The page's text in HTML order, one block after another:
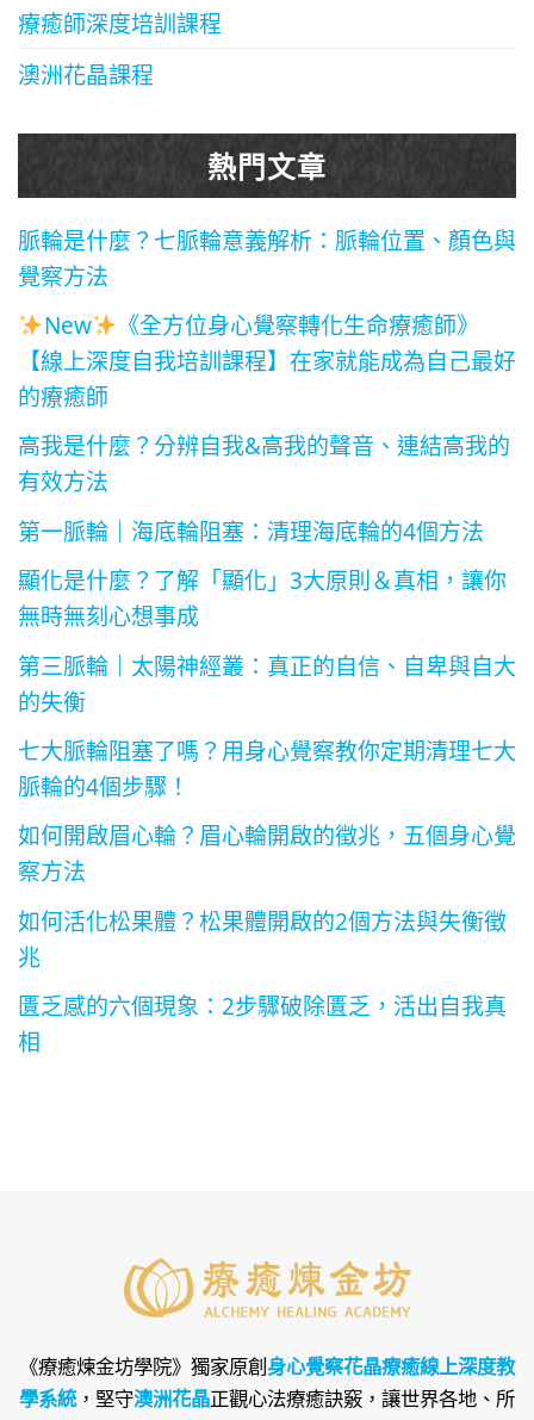
療癒師深度培訓課程
澳洲花晶課程
熱門文章
脈輪是什麼？七脈輪意義解析：脈輪位置、顏色與
覺察方法
New
《全方位身心覺察轉化生命療癒師》
【線上深度自我培訓課程】在家就能成為自己最好
的療癒師
高我是什麼？分辨自我&高我的聲音、連結高我的
有效方法
第一脈輪｜海底輪阻塞：清理海底輪的4個方法
顯化是什麼？了解「顯化」3大原則＆真相，讓你
無時無刻心想事成
第三脈輪｜太陽神經叢：真正的自信、自卑與自大
的失衡
七大脈輪阻塞了嗎？用身心覺察教你定期清理七大
脈輪的4個步驟！
如何開啟眉心輪？眉心輪開啟的徵兆，五個身心覺
察方法
如何活化松果體？松果體開啟的2個方法與失衡徵
兆
匱乏感的六個現象：2步驟破除匱乏，活出自我真
相
《療癒煉金坊學院》 獨家原創身心覺察花晶療癒線上深度教
學系統，堅守澳洲花晶正觀心法療癒訣竅，讓世界各地、所